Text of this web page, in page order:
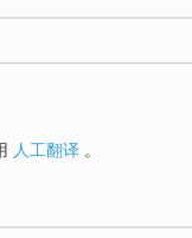
人工翻译 。